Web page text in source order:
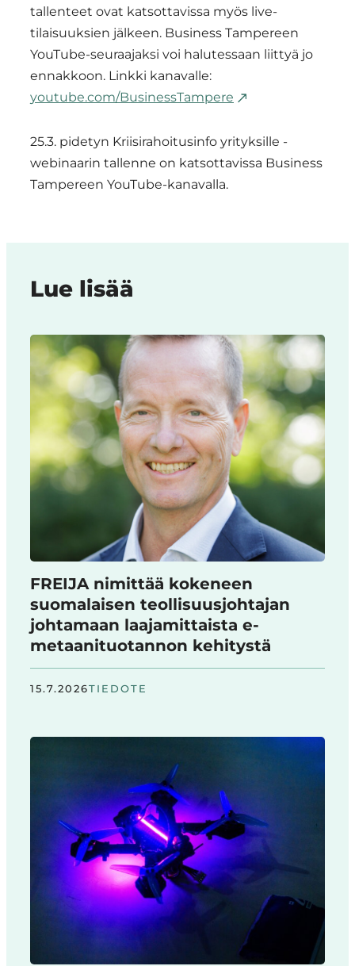
tallenteet ovat katsottavissa myös live-
tilaisuuksien jälkeen. Business Tampereen
YouTube-seuraajaksi voi halutessaan liittyä jo
ennakkoon. Linkki kanavalle:
youtube.com/BusinessTampere
25.3. pidetyn Kriisirahoitusinfo yrityksille -
webinaarin tallenne on katsottavissa Business
Tampereen YouTube-kanavalla.
Lue lisää
FREIJA nimittää kokeneen
suomalaisen teollisuusjohtajan
johtamaan laajamittaista e-
metaanituotannon kehitystä
15.7.2026TIEDOTE